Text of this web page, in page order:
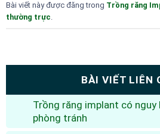
Bài viết này được đăng trong Trồng răng
thường trực.
BÀI VIẾT LIÊN
Trồng răng implant có nguy
phòng tránh